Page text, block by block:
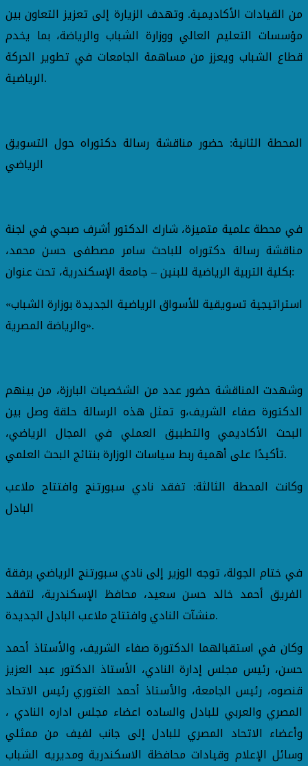
من القيادات الأكاديمية. وتهدف الزيارة إلى تعزيز التعاون بين
مؤسسات التعليم العالي ووزارة الشباب والرياضة، بما يخدم
قطاع الشباب ويعزز من مساهمة الجامعات في تطوير الحركة
الرياضية.
المحطة الثانية: حضور مناقشة رسالة دكتوراه حول التسويق
الرياضي
في محطة علمية متميزة، شارك الدكتور أشرف صبحي في لجنة
مناقشة رسالة دكتوراه للباحث سامر مصطفى حسن محمد،
بكلية التربية الرياضية للبنين – جامعة الإسكندرية، تحت عنوان:
«استراتيجية تسويقية للأسواق الرياضية الجديدة بوزارة الشباب
والرياضة المصرية».
وشهدت المناقشة حضور عدد من الشخصيات البارزة، من بينهم
الدكتورة صفاء الشريف،و تمثل هذه الرسالة حلقة وصل بين
البحث الأكاديمي والتطبيق العملي في المجال الرياضي،
تأكيدًا على أهمية ربط سياسات الوزارة بنتائج البحث العلمي.
وكانت المحطة الثالثة: تفقد نادي سبورتنج وافتتاح ملاعب
البادل
في ختام الجولة، توجه الوزير إلى نادي سبورتنج الرياضي برفقة
الفريق أحمد خالد حسن سعيد، محافظ الإسكندرية، لتفقد
منشآت النادي وافتتاح ملاعب البادل الجديدة.
وكان في استقبالهما الدكتورة صفاء الشريف، والأستاذ أحمد
حسن، رئيس مجلس إدارة النادي، الأستاذ الدكتور عبد العزيز
قنصوه، رئيس الجامعة، والأستاذ أحمد الغتوري رئيس الاتحاد
المصري والعربي للبادل والساده اعضاء مجلس اداره النادي ،
وأعضاء الاتحاد المصري للبادل إلى جانب لفيف من ممثلي
وسائل الإعلام وقيادات محافظة الاسكندرية ومديريه الشباب